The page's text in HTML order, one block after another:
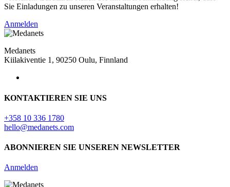
Sie Einladungen zu unseren Veranstaltungen erhalten!
Anmelden
Medanets
Kiilakiventie 1, 90250 Oulu, Finnland
KONTAKTIEREN SIE UNS
+358 10 336 1780
hello@medanets.com
ABONNIEREN SIE UNSEREN NEWSLETTER
Anmelden